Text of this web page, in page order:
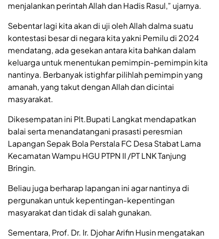
menjalankan perintah Allah dan Hadis Rasul,” ujarnya.
Sebentar lagi kita akan di uji oleh Allah dalma suatu
kontestasi besar di negara kita yakni Pemilu di 2024
mendatang, ada gesekan antara kita bahkan dalam
keluarga untuk menentukan pemimpin-pemimpin kita
nantinya. Berbanyak istighfar pilihlah pemimpin yang
amanah, yang takut dengan Allah dan dicintai
masyarakat.
Dikesempatan ini Plt.Bupati Langkat mendapatkan
balai serta menandatangani prasasti peresmian
Lapangan Sepak Bola Perstala FC Desa Stabat Lama
Kecamatan Wampu HGU PTPN II /PT LNK Tanjung
Bringin.
Beliau juga berharap lapangan ini agar nantinya di
pergunakan untuk kepentingan-kepentingan
masyarakat dan tidak di salah gunakan.
Sementara, Prof. Dr. Ir. Djohar Arifin Husin mengatakan